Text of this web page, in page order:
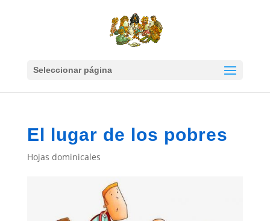
Seleccionar página
El lugar de los pobres
Hojas dominicales